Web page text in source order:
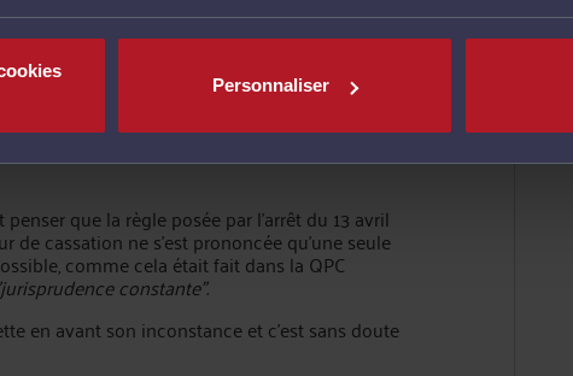
Personnaliser
en l'état, d'interprétation jurisprudentielle
au journaliste salarié d'une agence de
aux articles L. 7112-3 et L. 7112-4 du code
que la règle posée par l'arrêt du 13 avril
de cassation ne s'est prononcée qu'une seule
comme cela était fait dans la QPC
constante".
en avant son inconstance et c'est sans doute